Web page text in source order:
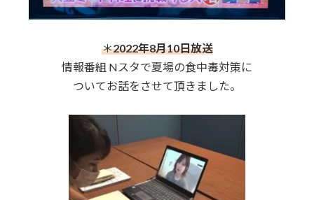
＊2022年8月10日放送
情報番組 Nスタで夏場の食中毒対策に
ついてお話をさせて頂きました。